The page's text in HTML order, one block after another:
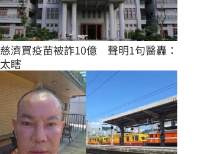
慈濟買疫苗被詐10億　聲明1句醫轟：
太瞎